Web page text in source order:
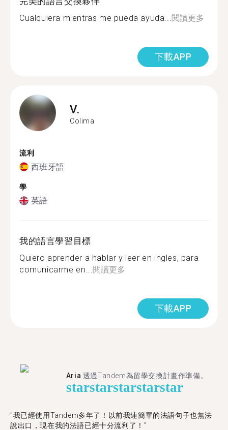
Cualquiera mientras me pueda ayuda...閱讀更多
下載APP
V.
Colima
流利
西班牙語
學
英語
我的語言學習目標
Quiero aprender a hablar y leer en ingles, para
comunicarme en...閱讀更多
下載APP
Aria 透過Tandem為留學交換計畫作準備。
starstarstarstarstar
"我已經使用Tandem多年了！以前我連簡單的法語句子也無法
說出口，現在我的法語已經十分流利了！"